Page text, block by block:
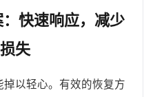
快速响应，减少
损失
以轻心。有效的恢复方